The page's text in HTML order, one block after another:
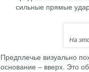
сильные прямые
На
Предплечье визуально
основание – вверх. Это